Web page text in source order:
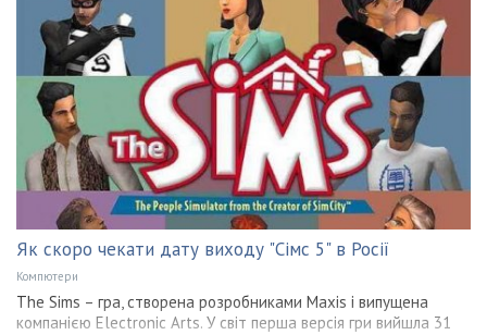
Як скоро чекати дату виходу "Сімс 5" в Росії
Компютери
The Sims – гра, створена розробниками Maxis і випущена
компанією Electronic Arts. У світ перша версія гри вийшла 31